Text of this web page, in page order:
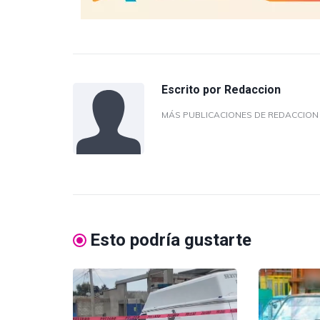
Escrito por Redaccion
MÁS PUBLICACIONES DE REDACCION
Esto podría gustarte